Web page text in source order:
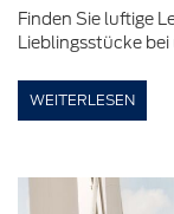
Finden Sie luftige
Lieblingsstücke bei
WEITERLESEN